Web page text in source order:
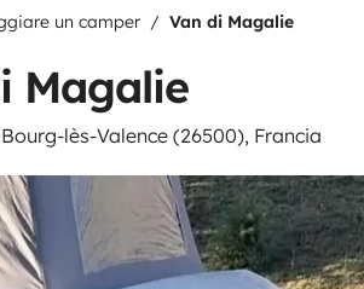
un camper Van di Magalie
Magalie
Bourg-lès-Valence (26500), Francia